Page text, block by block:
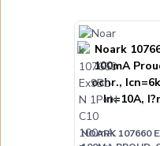
NOARK 107660